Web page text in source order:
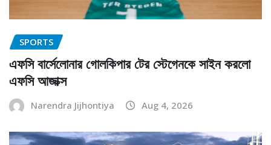
SPORTS
এফসি বার্সেলোনার গোলকিপার টের স্টেগেনকে সাইন করলো
এফসি আজাক্স
Narendra Jijhontiya Aug 4, 2026